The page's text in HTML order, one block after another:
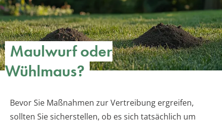
Maulwurf oder
Wühlmaus?
Bevor Sie Maßnahmen zur Vertreibung ergreifen,
sollten Sie sicherstellen, ob es sich tatsächlich um